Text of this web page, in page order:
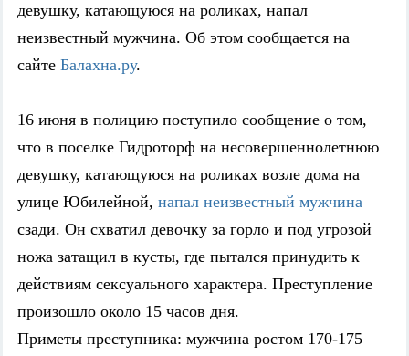
девушку, катающуюся на роликах, напал
неизвестный мужчина. Об этом сообщается на
сайте Балахна.ру.
16 июня в полицию поступило сообщение о том,
что в поселке Гидроторф на несовершеннолетнюю
девушку, катающуюся на роликах возле дома на
улице Юбилейной, напал неизвестный мужчина
сзади. Он схватил девочку за горло и под угрозой
ножа затащил в кусты, где пытался принудить к
действиям сексуального характера. Преступление
произошло около 15 часов дня.
Приметы преступника: мужчина ростом 170-175